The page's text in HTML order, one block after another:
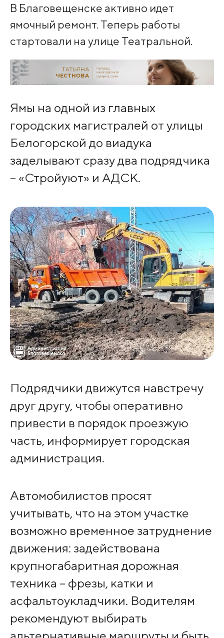
В Благовещенске активно идет
ямочный ремонт. Теперь работы
стартовали на улице Театральной.
Ямы на одной из главных
городских магистралей от улицы
Белогорской до виадука
заделывают сразу два подрядчика
– «Стройуют» и АДСК.
Подрядчики движутся навстречу
друг другу, чтобы оперативно
привести в порядок проезжую
часть, информирует городская
администрация.
Автомобилистов просят
учитывать, что на этом участке
возможно временное затруднение
движения: задействована
крупногабаритная дорожная
техника – фрезы, катки и
асфальтоукладчики. Водителям
рекомендуют выбирать